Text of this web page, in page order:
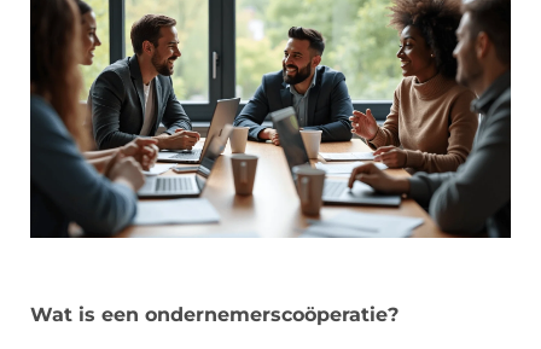
Wat is een ondernemerscoöperatie?